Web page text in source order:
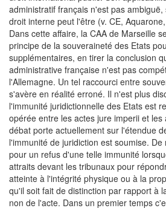
administratif français n'est pas
droit interne peut l'être (v. CE,
Dans cette affaire, la CAA de Marseille
principe de la souveraineté des Etats
supplémentaires, en tirer la conclusion
administrative française n'est pas
l'Allemagne. Un tel raccourci entre
s'avère en réalité erroné. Il n'est plus
l'immunité juridictionnelle des Etats est
opérée entre les actes jure imperii et
débat porte actuellement sur l'étendue
l'immunité de juridiction est soumise.
pour un refus d'une telle immunité
attraits devant les tribunaux pour
atteinte à l'intégrité physique ou à la
qu'il soit fait de distinction par rapport à
non de l'acte. Dans un premier temps